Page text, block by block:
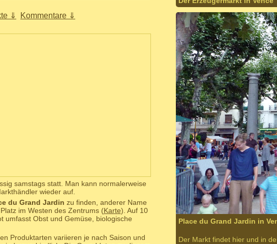
⇓ Kommentare ⇓
samstags statt. Man kann normalerweise
wieder auf.
du Grand Jardin zu finden, anderer Name
im Westen des Zentrums (Karte). Auf 10
umfasst Obst und Gemüse, biologische
Produktarten variieren je nach Saison und
Place du Grand Jardin in
Der Markt findet hier und in